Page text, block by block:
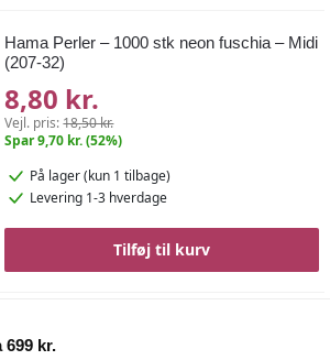
Hama Perler – 1000 stk neon fuschia – Midi
(207-32)
8,80 kr.
Vejl. pris:18,50 kr.
Spar 9,70 kr. (52%)
På lager(kun 1 tilbage)
Levering 1-3 hverdage
Tilføj til kurv
kr.